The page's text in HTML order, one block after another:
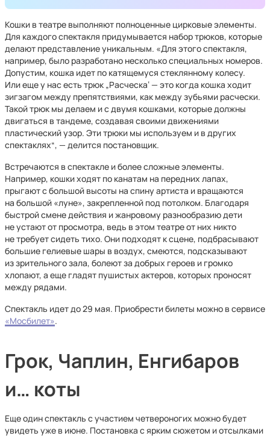
Кошки в театре выполняют полноценные цирковые элементы.
Для каждого спектакля придумывается набор трюков, которые
делают представление уникальным. «Для этого спектакля,
например, было разработано несколько специальных номеров.
Допустим, кошка идет по катящемуся стеклянному колесу.
Или еще у нас есть трюк „Расческа‘ — это когда кошка ходит
зигзагом между препятствиями, как между зубьями расчески.
Такой трюк мы делаем и с двумя кошками, которые должны
двигаться в тандеме, создавая своими движениями
пластический узор. Эти трюки мы используем и в других
спектаклях“, — делится постановщик.
Встречаются в спектакле и более сложные элементы.
Например, кошки ходят по канатам на передних лапах,
прыгают с большой высоты на спину артиста и вращаются
на большой «луне», закрепленной под потолком. Благодаря
быстрой смене действия и жанровому разнообразию дети
не устают от просмотра, ведь в этом театре от них никто
не требует сидеть тихо. Они подходят к сцене, подбрасывают
большие гелиевые шары в воздух, смеются, подсказывают
из зрительного зала, болеют за добрых героев и громко
хлопают, а еще гладят пушистых актеров, которых проносят
между рядами.
Спектакль идет до 29 мая. Приобрести билеты можно в сервисе
«Мосбилет».
Грок, Чаплин, Енгибаров
и… коты
Еще один спектакль с участием четвероногих можно будет
увидеть уже в июне. Постановка с ярким сюжетом и отсылками